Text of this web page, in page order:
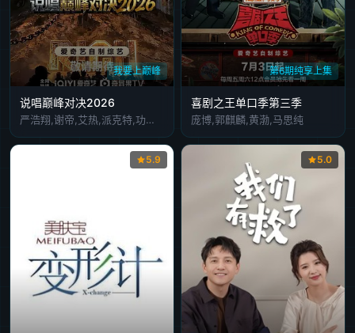
我要上巅峰
说唱巅峰对决2026
严浩翔,谢帝,艾热,派克特,功夫胖,盛宇,杨长青,刘嘉裕,米尔艾力,李斯丹妮,布瑞吉,翁杰,黄旭,杨博睿,吴嘉轩,白景屹,贰万,孙旸,李大奔,徐赢,郭颖
第6期纯享上集
喜剧之王单口季第三季
庞博,郭麒麟,黄渤,马思纯
5.9 5.0